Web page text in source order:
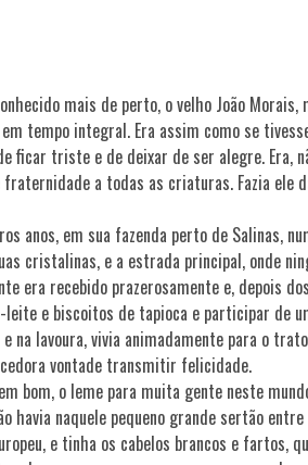
mais de perto, o velho João
tempo integral. Era assim como se
ficar triste e de deixar de ser alegre. Era,
a todas as criaturas. Fazia ele
anos, em sua fazenda perto de Salinas,
cristalinas, e a estrada principal, onde
era recebido prazerosamente e, depois
e biscoitos de tapioca e participar de
na lavoura, vivia animadamente para o
vontade transmitir felicidade.
bom, o leme para muita gente neste
havia naquele pequeno grande sertão
e tinha os cabelos brancos e fartos,